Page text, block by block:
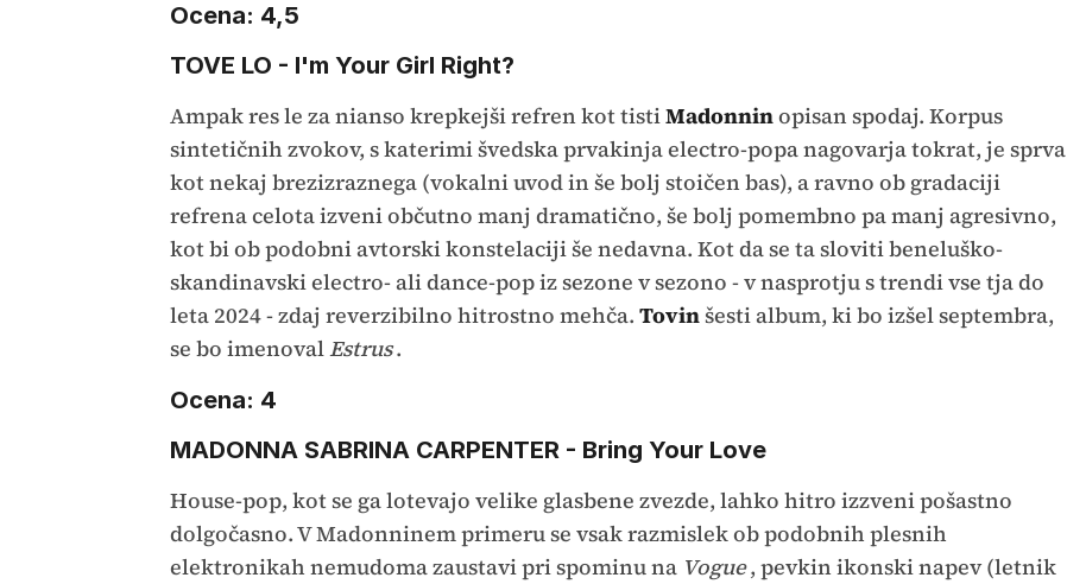
Ocena: 4,5
TOVE LO - I'm Your Girl Right?
Ampak res le za nianso krepkejši refren kot tistiMadonninopisan spodaj. Korpus
sintetičnih zvokov, s katerimi švedska prvakinja electro-popa nagovarja tokrat, je sprva
kot nekaj brezizraznega (vokalni uvod in še bolj stoičen bas), a ravno ob gradaciji
refrena celota izveni občutno manj dramatično, še bolj pomembno pa manj agresivno,
kot bi ob podobni avtorski konstelaciji še nedavna. Kot da se ta sloviti beneluško-
skandinavski electro- ali dance-pop iz sezone v sezono - v nasprotju s trendi vse tja do
leta 2024 - zdaj reverzibilno hitrostno mehča. Tovinšesti album, ki bo izšel septembra,
se bo imenovalEstrus.
Ocena: 4
MADONNA SABRINA CARPENTER - Bring Your Love
House-pop, kot se ga lotevajo velike glasbene zvezde, lahko hitro izzveni pošastno
dolgočasno. V Madonninem primeru se vsak razmislek ob podobnih plesnih
elektronikah nemudoma zaustavi pri spominu na Vogue, pevkin ikonski napev (letnik